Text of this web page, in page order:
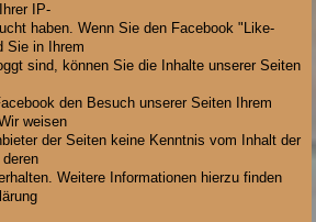
IP-
haben. Wenn Sie den Facebook "Like-
Sie in Ihrem
sind, können Sie die Inhalte unserer Seiten
den Besuch unserer Seiten Ihrem
weisen
der Seiten keine Kenntnis vom Inhalt der
Weitere Informationen hierzu finden